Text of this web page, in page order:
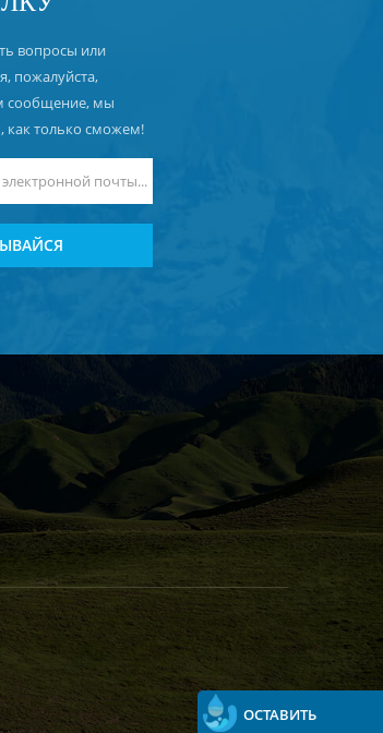
вопросы или
пожалуйста,
сообщение, мы
как только сможем!
ОСТАВИТЬ